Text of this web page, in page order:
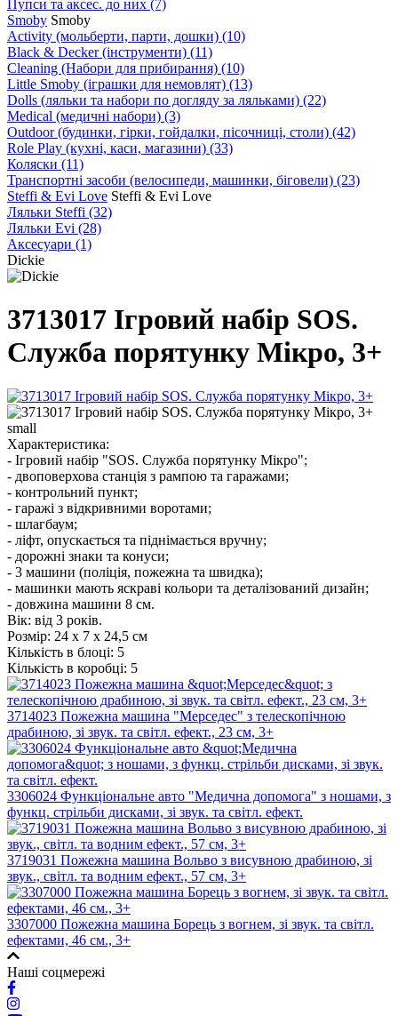
Пупси та аксес. до них (7)
Smoby Smoby
Аctivity (мольберти, парти, дошки) (10)
Black & Decker (інструменти) (11)
Cleaning (Набори для прибирання) (10)
Little Smoby (іграшки для немовлят) (13)
Dolls (ляльки та набори по догляду за ляльками) (22)
Medical (медичні набори) (3)
Outdoor (будинки, гірки, гойдалки, пісочниці, столи) (42)
Role Play (кухні, каси, магазини) (33)
Коляски (11)
Транспортні засоби (велосипеди, машинки, біговели) (23)
Steffi & Evi Love Steffi & Evi Love
Ляльки Steffi (32)
Ляльки Evi (28)
Аксесуари (1)
Dickie
3713017 Ігровий набір SOS.
Служба порятунку Мікро, 3+
Характеристика:
- Ігровий набір "SOS. Служба порятунку Мікро";
- двоповерхова станція з рампою та гаражами;
- контрольний пункт;
- гаражі з відкривними воротами;
- шлагбаум;
- ліфт, опускається та піднімається вручну;
- дорожні знаки та конуси;
- 3 машини (поліція, пожежна та швидка);
- машинки мають яскраві кольори та деталізований дизайн;
- довжина машини 8 см.
Вік: від 3 років.
Розмір: 24 х 7 х 24,5 см
Кількість в блоці: 5
Кількість в коробці: 5
3714023 Пожежна машина "Мерседес" з телескопічною
драбиною, зі звук. та світл. ефект., 23 см, 3+
3306024 Функціональне авто "Медична допомога" з ношами, з
функц. стрільби дисками, зі звук. та світл. ефект.
3719031 Пожежна машина Вольво з висувною драбиною, зі
звук., світл. та водним ефект., 57 см, 3+
3307000 Пожежна машина Борець з вогнем, зі звук. та світл.
ефектами, 46 см., 3+
Наші соцмережі